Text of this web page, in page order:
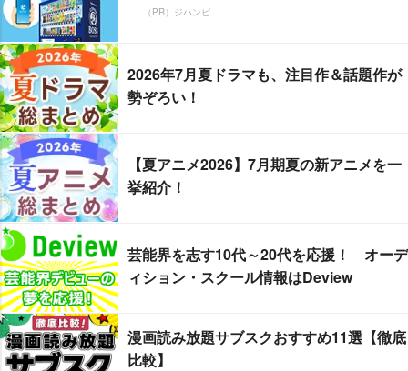
（PR）ジハンピ
2026年7月夏ドラマも、注目作＆話題作が
勢ぞろい！
【夏アニメ2026】7月期夏の新アニメを一
挙紹介！
芸能界を志す10代～20代を応援！ オーデ
ィション・スクール情報はDeview
漫画読み放題サブスクおすすめ11選【徹底
比較】